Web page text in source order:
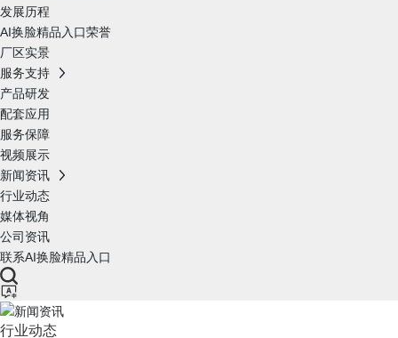
发展历程
AI换脸精品入口荣誉
厂区实景
服务支持
产品研发
配套应用
服务保障
视频展示
新闻资讯
行业动态
媒体视角
公司资讯
联系AI换脸精品入口
行业动态